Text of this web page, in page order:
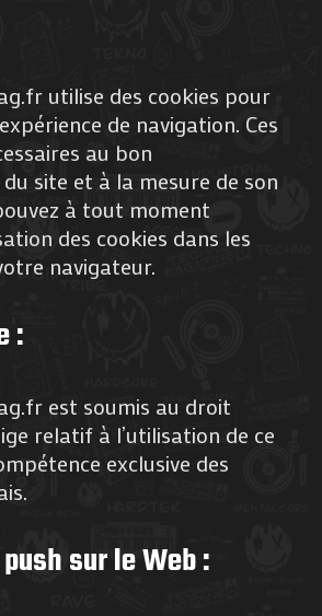
utilise des cookies pour
de navigation. Ces
au bon
site et à la mesure de son
à tout moment
des cookies dans les
navigateur.
:
est soumis au droit
relatif à l’utilisation de ce
exclusive des
sur le Web :